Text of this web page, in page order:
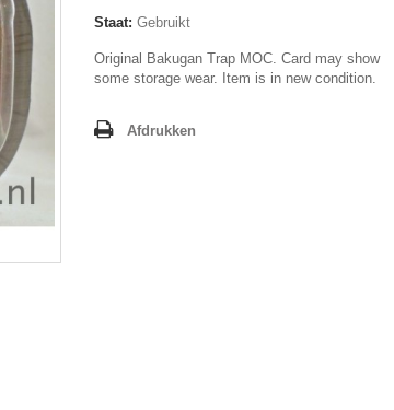
Staat: Gebruikt
Original Bakugan Trap MOC. Card may show
some storage wear. Item is in new condition.
Afdrukken